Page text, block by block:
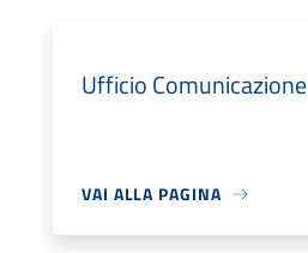
Ufficio Comunicazione
VAI ALLA PAGINA